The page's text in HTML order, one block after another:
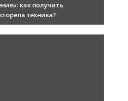
как получить
техника?